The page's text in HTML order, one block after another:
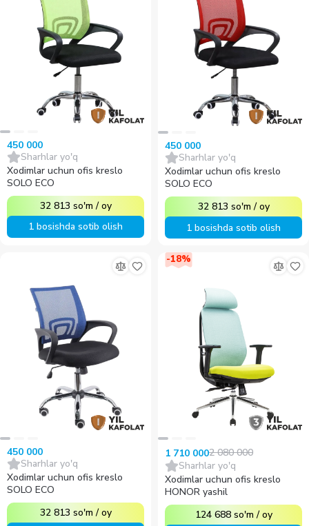
450 000
Sharhlar yo'q
Xodimlar uchun ofis kreslo
SOLO ECO
32 813 so'm /oy
1 bosishda sotib olish
450 000
Sharhlar yo'q
Xodimlar uchun ofis kreslo
SOLO ECO
32 813 so'm /oy
1 bosishda sotib olish
450 000
Sharhlar yo'q
Xodimlar uchun ofis kreslo
SOLO ECO
32 813 so'm /oy
-18%
1 710 0002 080 000
Sharhlar yo'q
Xodimlar uchun ofis kreslo
HONOR yashil
124 688 so'm /oy